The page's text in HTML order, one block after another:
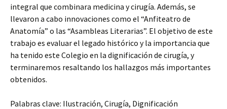
integral que combinara medicina y cirugía. Además, se
llevaron a cabo innovaciones como el “Anfiteatro de
Anatomía” o las “Asambleas Literarias”. El objetivo de este
trabajo es evaluar el legado histórico y la importancia que
ha tenido este Colegio en la dignificación de cirugía, y
terminaremos resaltando los hallazgos más importantes
obtenidos.
Palabras clave: Ilustración, Cirugía, Dignificación